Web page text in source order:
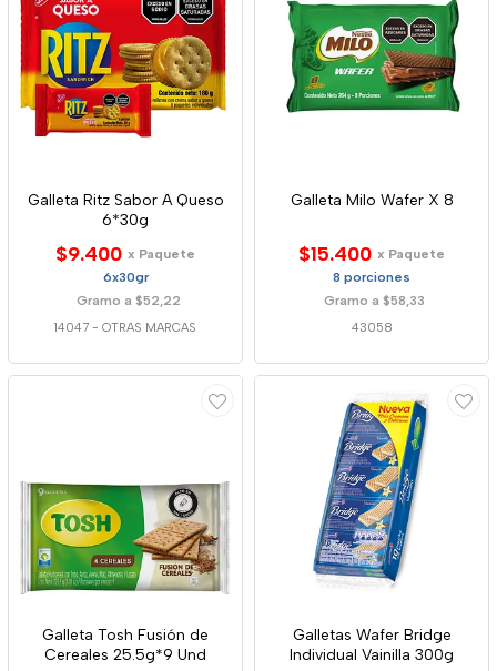
Galleta Ritz Sabor A Queso
6*30g
$9.400 x Paquete
6x30gr
Gramo a $52,22
14047 - OTRAS MARCAS
Galleta Milo Wafer X 8
$15.400 x Paquete
8 porciones
Gramo a $58,33
43058
Galleta Tosh Fusión de
Cereales 25.5g*9 Und
Galletas Wafer Bridge
Individual Vainilla 300g